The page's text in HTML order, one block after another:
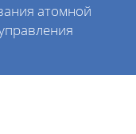
атомной